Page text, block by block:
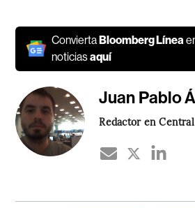
ConviertaBloomberg Línea
noticiasaquí
Juan Pablo
Redactor en